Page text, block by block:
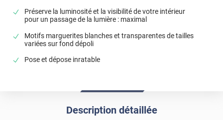
Préserve la luminosité et la visibilité de votre intérieur
pour un passage de la lumière : maximal
Motifs marguerites blanches et transparentes de tailles
variées sur fond dépoli
Pose et dépose inratable
Protége bien du vis à vis
*****Il y a 2208 jours
conforme à l'échantillon à voir apres la pause
*****Il y a 2945 jours
Il y a 2483 jours
malgré tous les conseils de pose et mme la vidéo le film va
partir à la poubelle:chère dépense pour un résultat
Description détaillée